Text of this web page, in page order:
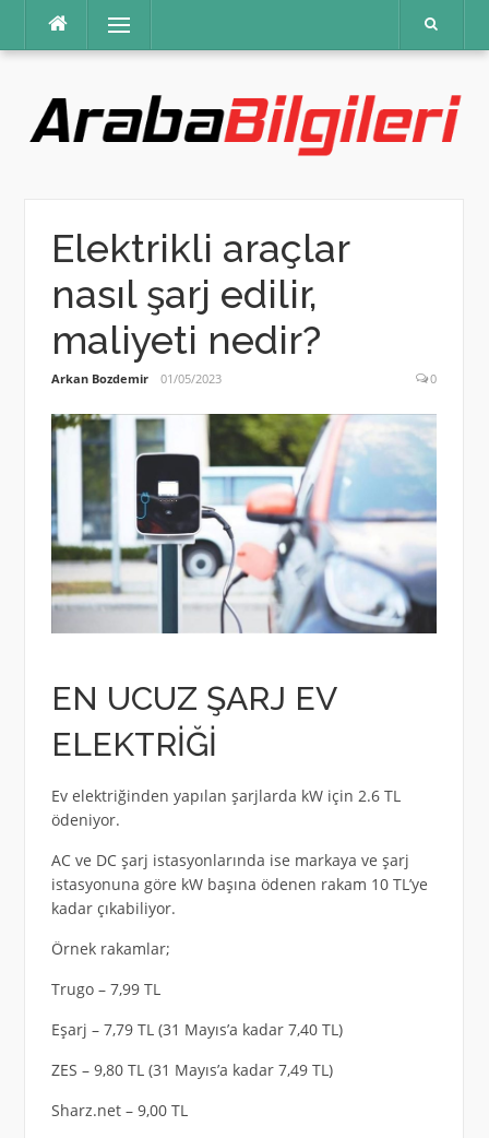
Menü
Elektrikli araçlar
nasıl şarj edilir,
maliyeti nedir?
Arkan Bozdemir 01/05/2023 0
EN UCUZ ŞARJ EV
ELEKTRİĞİ
Ev elektriğinden yapılan şarjlarda kW için 2.6 TL
ödeniyor.
AC ve DC şarj istasyonlarında ise markaya ve şarj
istasyonuna göre kW başına ödenen rakam 10 TL’ye
kadar çıkabiliyor.
Örnek rakamlar;
Trugo – 7,99 TL
Eşarj – 7,79 TL (31 Mayıs’a kadar 7,40 TL)
ZES – 9,80 TL (31 Mayıs’a kadar 7,49 TL)
Sharz.net – 9,00 TL